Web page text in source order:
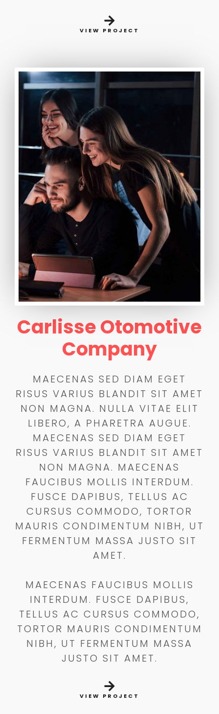
VIEW PROJECT
Carlisse Otomotive
Company
MAECENAS SED DIAM EGET
RISUS VARIUS BLANDIT SIT AMET
NON MAGNA. NULLA VITAE ELIT
LIBERO, A PHARETRA AUGUE.
MAECENAS SED DIAM EGET
RISUS VARIUS BLANDIT SIT AMET
NON MAGNA. MAECENAS
FAUCIBUS MOLLIS INTERDUM.
FUSCE DAPIBUS, TELLUS AC
CURSUS COMMODO, TORTOR
MAURIS CONDIMENTUM NIBH, UT
FERMENTUM MASSA JUSTO SIT
AMET.
MAECENAS FAUCIBUS MOLLIS
INTERDUM. FUSCE DAPIBUS,
TELLUS AC CURSUS COMMODO,
TORTOR MAURIS CONDIMENTUM
NIBH, UT FERMENTUM MASSA
JUSTO SIT AMET.
VIEW PROJECT